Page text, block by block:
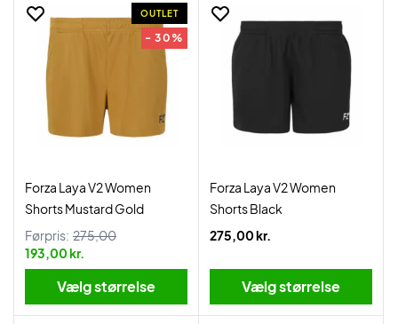
OUTLET
- 30%
Forza Laya V2 Women
Shorts Mustard Gold
Førpris: 275,00
193,00 kr.
Vælg størrelse
Forza Laya V2 Women
Shorts Black
275,00 kr.
Vælg størrelse